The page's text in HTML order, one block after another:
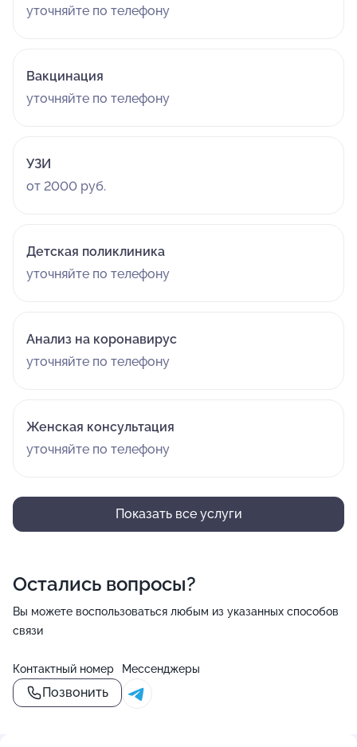
уточняйте по телефону
Вакцинация
уточняйте по телефону
УЗИ
от 2000 руб.
Детская поликлиника
уточняйте по телефону
Анализ на коронавирус
уточняйте по телефону
Женская консультация
уточняйте по телефону
Показать все услуги
Остались вопросы?
Вы можете воспользоваться любым из указанных способов
связи
Контактный номер
Позвонить
Мессенджеры